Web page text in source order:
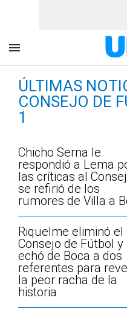
ÚLTIMAS
CONSEJO DE
1
Chicho Serna le
respondió a Lema
las críticas al
se refirió de los
rumores de Villa a
Riquelme eliminó el
Consejo de Fútbol y
echó de Boca a dos
referentes para
la peor racha de la
historia